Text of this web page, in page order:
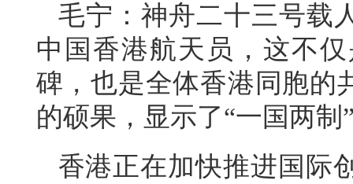
毛宁：神舟二十三号载
中国香港航天员，这不
碑，也是全体香港同胞的
的硕果，显示了“一国两
香港正在加快推进国际